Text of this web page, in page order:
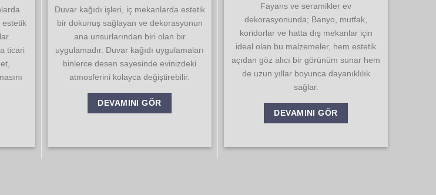
estetik
ticari
Duvar kağıdı işleri, iç mekanlarda estetik
bir dokunuş sağlayan ve dekorasyonun
ana unsurlarından biri olan bir
uygulamadır. Duvar kağıdı uygulamaları
binlerce desen sayesinde evinizdeki
atmosferini kolayca değiştirebilir.
DEVAMINI GÖR
Fayans ve seramikler ev
dekorasyonunda; Banyo, mutfak,
koridorlar ve hatta dış mekanlar için
ideal olan bu malzemeler, hem estetik
açıdan göz alıcı bir görünüm sunar hem
de uzun yıllar boyunca dayanıklılık
sağlar.
DEVAMINI GÖR